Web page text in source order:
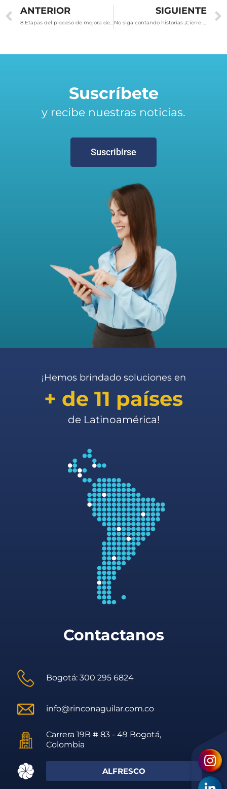
Ant
ANTERIOR
8 Etapas del proceso de mejora de la productividad comercial
SIGUIENTE
No siga contando historias ¡Cierre negocios!
Suscríbete
y recibe nuestras noticias.
Suscribirse
¡Hemos brindado soluciones en
+ de 11 países
de Latinoamérica!
Contactanos
Bogotá: 300 295 6824
info@rinconaguilar.com.co
Carrera 19B # 83 - 49 Bogotá,
Colombia
ALFRESCO